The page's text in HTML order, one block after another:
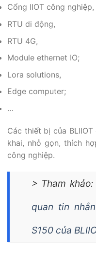
Cổng IIOT công nghiệp,
RTU di động,
RTU 4G,
Module ethernet IO;
Lora solutions,
Edge computer;
…
Các thiết bị của
khai, nhỏ gọn, thích
công nghiệp.
> Tham khảo:
quan tin
S150 của